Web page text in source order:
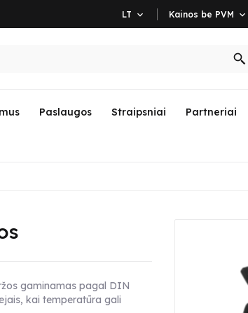
LT  Kainos be PVM 
Paslaugos Straipsniai Partneriai
gaminamas pagal DIN
kai temperatūra gali